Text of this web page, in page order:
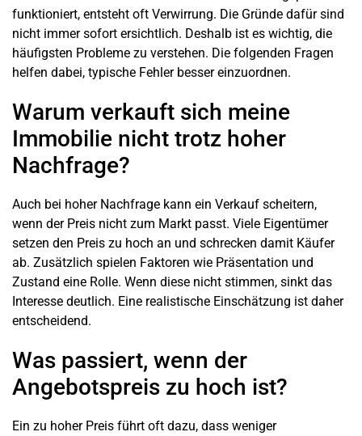
funktioniert, entsteht oft Verwirrung. Die Gründe dafür sind
nicht immer sofort ersichtlich. Deshalb ist es wichtig, die
häufigsten Probleme zu verstehen. Die folgenden Fragen
helfen dabei, typische Fehler besser einzuordnen.
Warum verkauft sich meine
Immobilie nicht trotz hoher
Nachfrage?
Auch bei hoher Nachfrage kann ein Verkauf scheitern,
wenn der Preis nicht zum Markt passt. Viele Eigentümer
setzen den Preis zu hoch an und schrecken damit Käufer
ab. Zusätzlich spielen Faktoren wie Präsentation und
Zustand eine Rolle. Wenn diese nicht stimmen, sinkt das
Interesse deutlich. Eine realistische Einschätzung ist daher
entscheidend.
Was passiert, wenn der
Angebotspreis zu hoch ist?
Ein zu hoher Preis führt oft dazu, dass weniger